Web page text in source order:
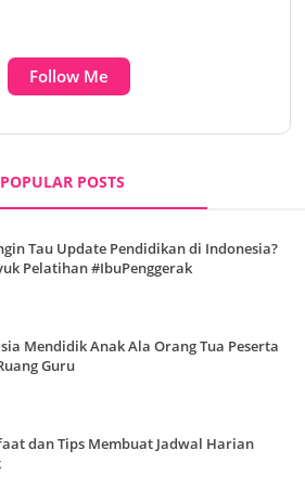
Follow Me
POPULAR POSTS
Tau Update Pendidikan di Indonesia?
Pelatihan #IbuPenggerak
Mendidik Anak Ala Orang Tua Peserta
Guru
dan Tips Membuat Jadwal Harian